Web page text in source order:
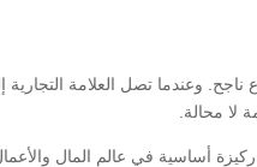
وعندما تصل العلامة التجارية
لا محالة.
ركيزة أساسية في عالم المال